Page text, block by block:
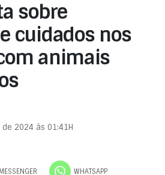
sobre
cuidados nos
animais
2024 às 01:41H
MESSENGER WHATSAPP